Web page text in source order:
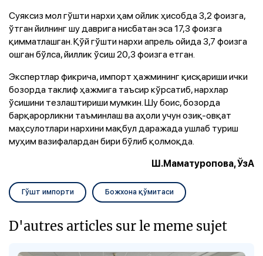
Суяксиз мол гўшти нархи ҳам ойлик ҳисобда 3,2 фоизга,
ўтган йилнинг шу даврига нисбатан эса 17,3 фоизга
қимматлашган. Қўй гўшти нархи апрель ойида 3,7 фоизга
ошган бўлса, йиллик ўсиш 20,3 фоизга етган.
Экспертлар фикрича, импорт ҳажмининг қисқариши ички
бозорда таклиф ҳажмига таъсир кўрсатиб, нархлар
ўсишини тезлаштириши мумкин. Шу боис, бозорда
барқарорликни таъминлаш ва аҳоли учун озиқ-овқат
маҳсулотлари нархини мақбул даражада ушлаб туриш
муҳим вазифалардан бири бўлиб қолмоқда.
Ш.Маматуропова, ЎзА
Гўшт импорти Божхона қўмитаси
D'autres articles sur le meme sujet